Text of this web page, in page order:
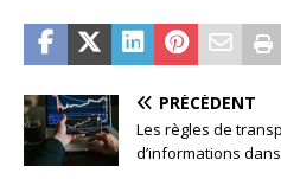
PRÉCÉDENT
Les règles de
d’informations